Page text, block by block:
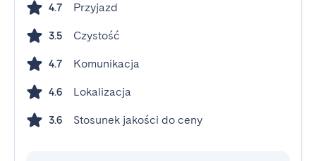
4.7 Przyjazd
3.5 Czystość
4.7 Komunikacja
4.6 Lokalizacja
3.6 Stosunek jakości do ceny